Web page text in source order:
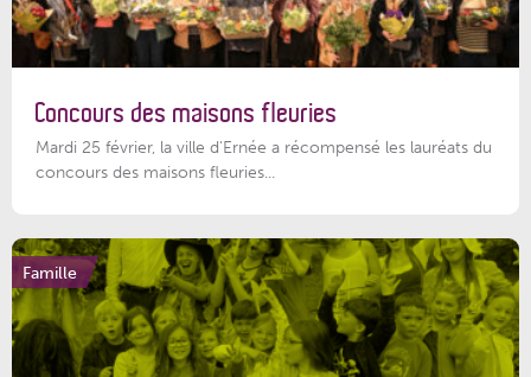
Concours des maisons fleuries
Mardi 25 février, la ville d'Ernée a récompensé les lauréats du
concours des maisons fleuries...
Famille